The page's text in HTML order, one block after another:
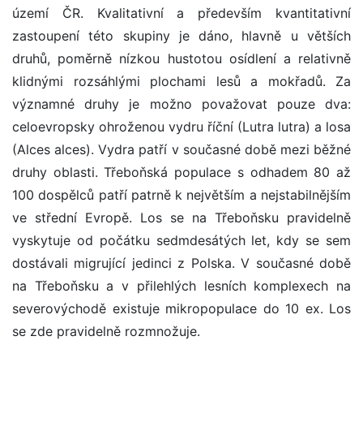
území ČR. Kvalitativní a především kvantitativní
zastoupení této skupiny je dáno, hlavně u větších
druhů, poměrně nízkou hustotou osídlení a relativně
klidnými rozsáhlými plochami lesů a mokřadů. Za
významné druhy je možno považovat pouze dva:
celoevropsky ohroženou vydru říční (Lutra lutra) a losa
(Alces alces). Vydra patří v současné době mezi běžné
druhy oblasti. Třeboňská populace s odhadem 80 až
100 dospělců patří patrně k největším a nejstabilnějším
ve střední Evropě. Los se na Třeboňsku pravidelně
vyskytuje od počátku sedmdesátých let, kdy se sem
dostávali migrující jedinci z Polska. V současné době
na Třeboňsku a v přilehlých lesních komplexech na
severovýchodě existuje mikropopulace do 10 ex. Los
se zde pravidelně rozmnožuje.